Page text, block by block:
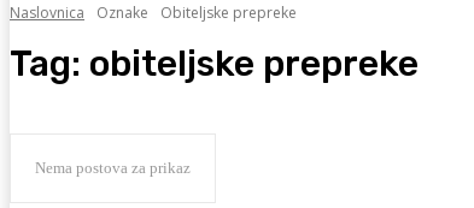
Naslovnica Oznake Obiteljske prepreke
Tag: obiteljske prepreke
Nema postova za prikaz